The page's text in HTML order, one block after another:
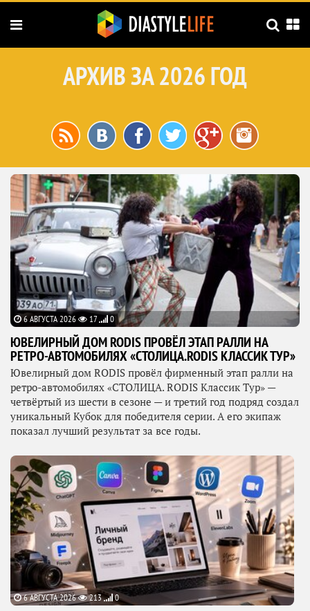
АРХИВ ЗА 2026 ГОД
6 АВГУСТА 2026 17 0
ЮВЕЛИРНЫЙ ДОМ RODIS ПРОВЁЛ ЭТАП РАЛЛИ НА
РЕТРО-АВТОМОБИЛЯХ «СТОЛИЦА.RODIS КЛАССИК ТУР»
Ювелирный дом RODIS провёл фирменный этап ралли на
ретро-автомобилях «СТОЛИЦА. RODIS Классик Тур» —
четвёртый из шести в сезоне — и третий год подряд создал
уникальный Кубок для победителя серии. А его экипаж
показал лучший результат за все годы.
6 АВГУСТА 2026 213 0